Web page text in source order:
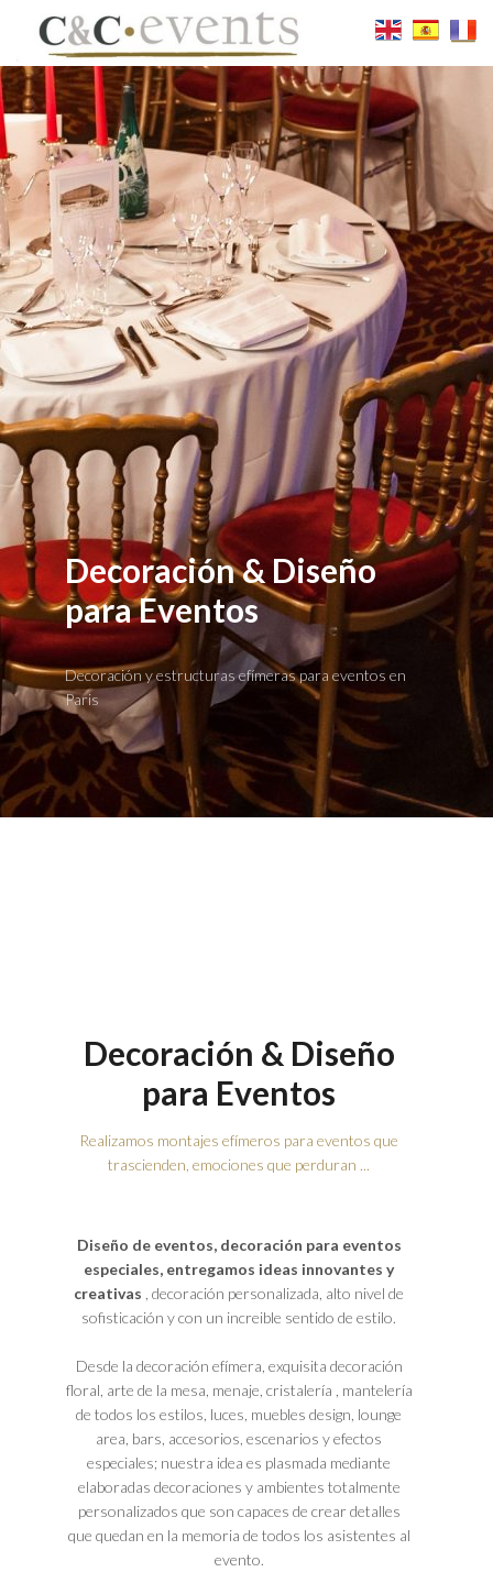
Decoración & Diseño
para Eventos
Decoración y estructuras efímeras para eventos en
Paris
Decoración & Diseño
para Eventos
Realizamos montajes efímeros para eventos que
trascienden, emociones que perduran ...
Diseño de eventos, decoración para eventos
especiales, entregamos ideas innovantes y
creativas , decoración personalizada, alto nivel de
sofisticación y con un increible sentido de estilo.
Desde la decoración efímera, exquisita decoración
floral, arte de la mesa, menaje, cristalería , mantelería
de todos los estilos, luces, muebles design, lounge
area, bars, accesorios, escenarios y efectos
especiales; nuestra idea es plasmada mediante
elaboradas decoraciones y ambientes totalmente
personalizados que son capaces de crear detalles
que quedan en la memoria de todos los asistentes al
evento.